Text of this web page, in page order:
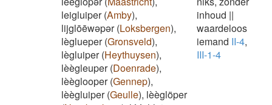
leigluiper(Amby),
lijglōēwəpər(Loksbergen),
lèglueper(Gronsveld),
lègluiper(Heythuysen),
lèègleuper(Doenrade),
lèèglooper(Gennep),
lèègluiper(Geulle), lèèglöper
inhoud ||
waardeloos
iemand II-4,
III-1-4